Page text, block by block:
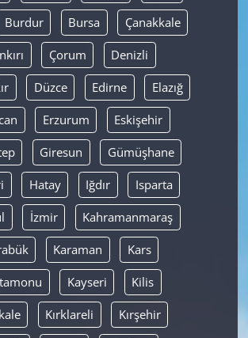
Burdur Bursa Çanakkale
Çorum Denizli
Düzce Edirne Elazığ
Erzurum Eskişehir
Giresun Gümüşhane
Hatay Iğdır Isparta
İzmir Kahramanmaraş
Karaman Kars
Kayseri Kilis
Kırklareli Kırşehir